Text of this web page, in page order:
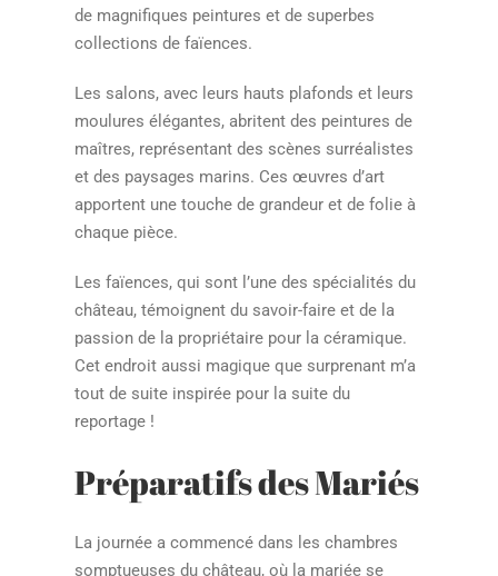
de magnifiques peintures et de superbes
collections de faïences.
Les salons, avec leurs hauts plafonds et leurs
moulures élégantes, abritent des peintures de
maîtres, représentant des scènes surréalistes
et des paysages marins. Ces œuvres d’art
apportent une touche de grandeur et de folie à
chaque pièce.
Les faïences, qui sont l’une des spécialités du
château, témoignent du savoir-faire et de la
passion de la propriétaire pour la céramique.
Cet endroit aussi magique que surprenant m’a
tout de suite inspirée pour la suite du
reportage !
Préparatifs des Mariés
La journée a commencé dans les chambres
somptueuses du château, où la mariée se